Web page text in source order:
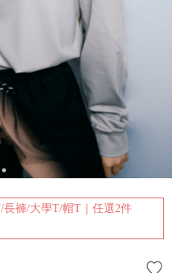
長褲/大學T/帽T｜任選2件